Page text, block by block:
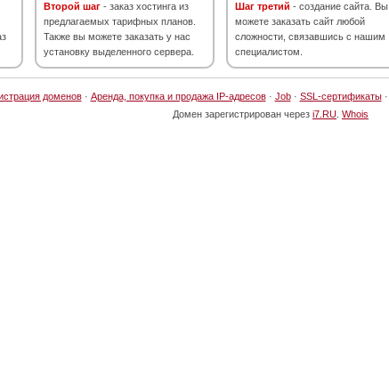
Второй шаг - заказ хостинга из
предлагаемых тарифных планов.
Также вы можете заказать у нас
установку выделенного сервера.
Шаг третий - создание сайта. Вы
можете заказать сайт любой
сложности, связавшись с нашим
специалистом.
доменов· Аренда, покупка и продажа IP-адресов· Job· SSL-сертификаты·
Домен зарегистрирован через i7.RU Whois